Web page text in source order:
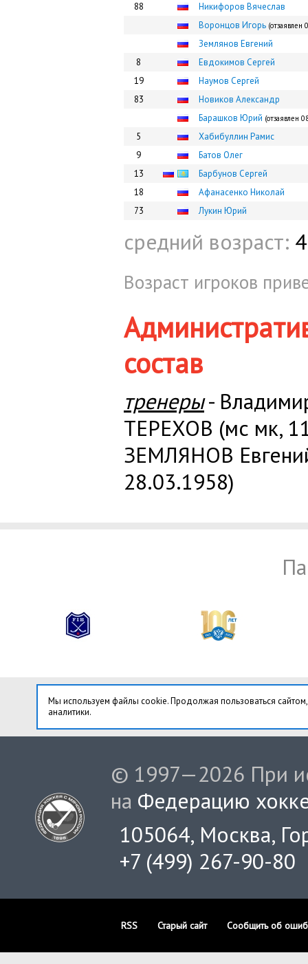
88
Никифоров Вячеслав
Воронцов Игорь (отзаявлен
Землянов Евгений
8
Евдокимов Сергей
19
Наумов Сергей
83
Новиков Александр
Барашков Юрий (отзаявлен
5
Хабибуллин Рамис
9
Батов Олег
13
Барбунов Сергей
18
Афанасенко Николай
73
Лукин Юрий
средний возраст:
Возраст игроков
состав
тренеры-
ТЕРЕХОВ (мс мк,
ЗЕМЛЯНОВ
28.03.1958)
Мы используем файлы cookie. Продолжая пользоваться
аналитики.
© 1997—2026 При
на Федерацию
105064, Москва,
+7 (499) 267-90-80
RSS Старый сайт Сообщить об